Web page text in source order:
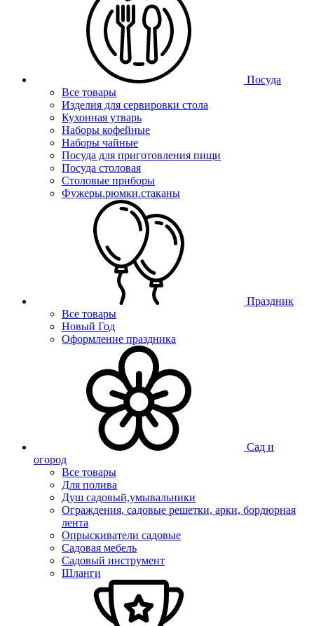
Посуда
Все товары
Изделия для сервировки стола
Кухонная утварь
Наборы кофейные
Наборы чайные
Посуда для приготовления пищи
Посуда столовая
Столовые приборы
Фужеры.рюмки.стаканы
Праздник
Все товары
Новый Год
Оформление праздника
Сад и
огород
Все товары
Для полива
Душ садовый,умывальники
Ограждения, садовые решетки, арки, бордюрная
лента
Опрыскиватели садовые
Садовая мебель
Садовый инструмент
Шланги